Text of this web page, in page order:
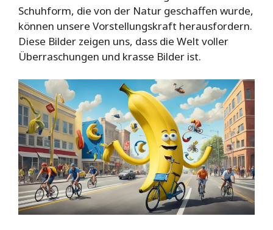
Schuhform, die von der Natur geschaffen wurde,
können unsere Vorstellungskraft herausfordern.
Diese Bilder zeigen uns, dass die Welt voller
Überraschungen und krasse Bilder ist.